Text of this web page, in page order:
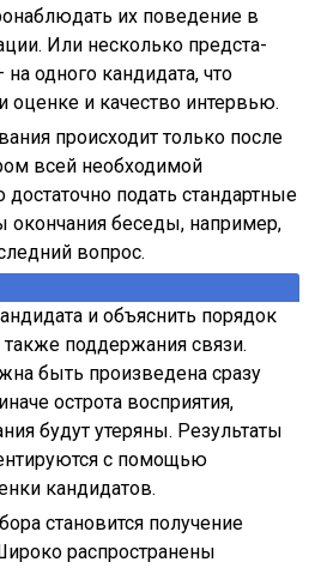
их по­ведение в
Или несколько предста­
одного кандидата, что
оценке и качество интервью.
происходит только после
всей необходимой
подать стандартные
окончания беседы, например,
вопрос.
и объяснить порядок
поддержания связи.
быть произведена сразу
острота восприятия,
будут утеряны. Результаты
с помощью
кандидатов.
становится получение
распространены